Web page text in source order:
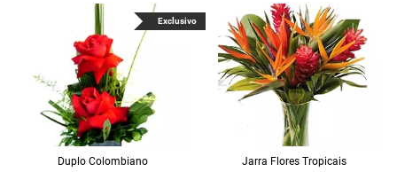
Duplo Colombiano
Exclusivo
Jarra Flores Tropi­cais